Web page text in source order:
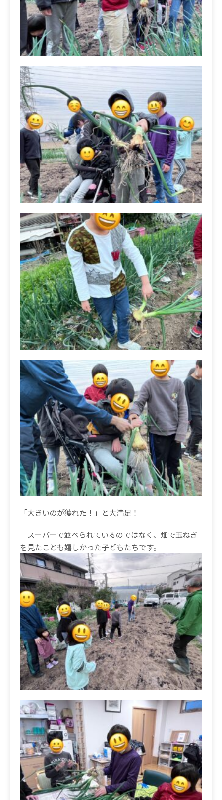
「大きいのが獲れた！」と大満足！
スーパーで並べられているのではなく、畑で玉ねぎ
を見たことも嬉しかった子どもたちです。